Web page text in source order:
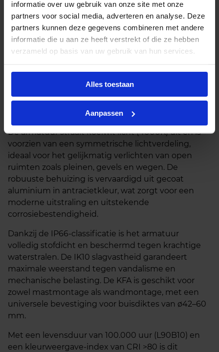
informatie over uw gebruik van onze site met onze
partners voor social media, adverteren en analyse. Deze
partners kunnen deze gegevens combineren met andere
informatie die u aan ze heeft verstrekt of die ze hebben
verzameld op basis van uw gebruik van hun services.
Alles toestaan
Aanpassen
Beschrijving
De Norton KFA LED mast/wandarmatuur is
ontworpen voor grootschalige en duurzame
verlichting van buitenruimten zoals
een indrukwekkende lichtopbrengst van 20.000
lumen biedt dit armatuur een krachtige
lichtintensiteit met een rendement van 129 lm/W.
De armatuur straalt koelwit licht (4000K) uit en is
voorzien van een symmetrische lichtverdeling,
ideaal voor het gelijkmatig verlichten van open
ruimten zoals pleinen, gevels en wegen. De
robuuste behuizing is vervaardigd uit gecoat
aluminium in antracietkleur, wat zorgt voor een
moderne uitstraling en uitstekende
corrosiebestendigheid.
Dankzij de IP66-classificatie is het armatuur
volledig stofdicht en beschermd tegen krachtige
waterstralen. De IK10 slagvastheid garandeert
maximale weerstand tegen vandalisme en
mechanische belasting. De KFA is geschikt voor
zowel mastmontage als wandmontage, met een
universele bevestiging voor buisdiktes van ø42–60
mm.
Met een levensduur van 100.000 uur (L90B10) en
een kleurweergave-index van CRI >80 is dit